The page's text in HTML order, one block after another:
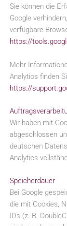
Sie können die
Google
verfügbare
https://
Mehr
Analytics finden
https://
Wir haben mit
abgeschlossen
deutschen
Analytics
Speicherdauer
Bei Google
die mit Cookies,
IDs (z. B.